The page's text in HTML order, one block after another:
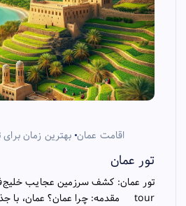
اقامت عمان بهترین زمان
تور عمان
تور عمان: کشف سرزمین عجایب